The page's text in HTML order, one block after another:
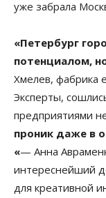
уже забрала
«Петербург
потенциалом,
Хмелев, фабрика
Эксперты,
предприятиями
проник даже в
«— Анна
интереснейший
для креативной